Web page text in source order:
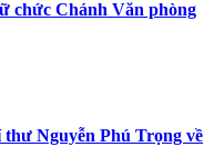
chức Chánh Văn phòng
thư Nguyễn Phú Trọng về